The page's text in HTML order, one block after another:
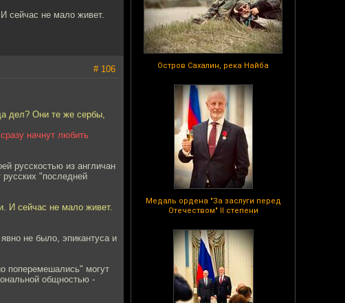
Остров Сахалин, река Найба
Медаль ордена "За заслуги перед
Отечеством" II степени
сейчас не мало живет.
# 106
дел? Они те же сербы,
начнут любить
русскостью из англичан
русских "последней
И сейчас не мало живет.
не было, эпикантуса и
поперемешались" могут
общностью -